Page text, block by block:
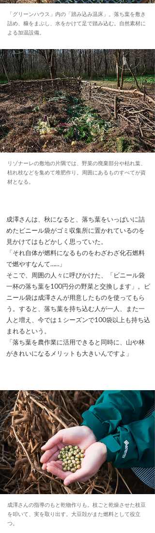
「グリーンハウス」内の「踏み込み温床」。落ち葉を敷き
詰め、糠をまぶし、水をかけて足で踏み込む。自然素材に
よる加温設備。
リゾナーレの敷地の片隅では、野菜の廃棄部分や枯れ葉、
枯れ枝などを集めて堆肥作り。周囲にあるものすべてが資
材となる。
成澤さんは、秋になると、落ち葉をいっぱいに詰
めたビニール袋がゴミ収集所に置かれているのを
見かけてはもどかしく思っていた。
「それ自体が燃料になるものをわざわざ化石燃料
で燃やすなんて……」
そこで、周囲の人々に呼びかけた、「ビニール袋
一杯の落ち葉を100円分の野菜と交換します」。ビ
ニール袋は成澤さんが用意したものを使ってもら
う。すると、落ち葉を持ち込む人が一人、また一
人と増え、今では１シーズンで100袋以上も持ち込
まれるという。
「落ち葉を農作業に活用できると同時に、山や林
がきれいになるメリットも大きいんですよ」
成澤さんの指導のもと乾物作りも。枝ごと乾燥させた枝豆
を叩いて、実を取り出す。大豆殻がまた燃料として役立
つ。